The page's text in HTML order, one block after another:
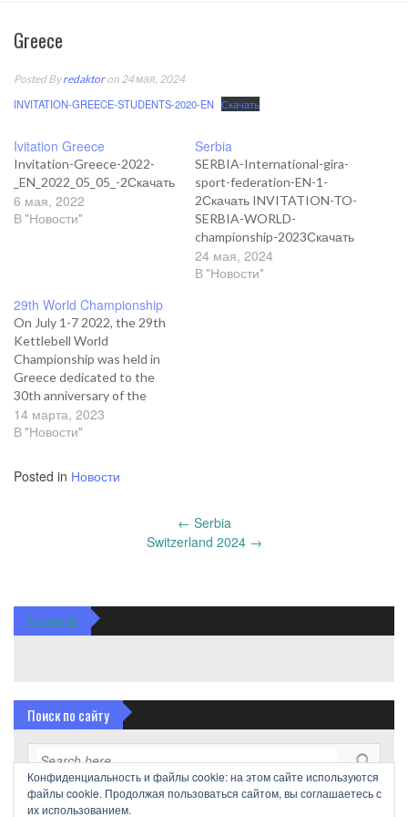
Greece
Posted Byredaktoron 24 мая, 2024
INVITATION-GREECE-STUDENTS-2020-EN Скачать
Ivitation Greece
Invitation-Greece-2022-
_EN_2022_05_05_-2Скачать
6 мая, 2022
В "Новости"
Serbia
SERBIA-International-gira-
sport-federation-EN-1-
2Скачать INVITATION-TO-
SERBIA-WORLD-
championship-2023Скачать
REGULATION-NOTICE-
2023Скачать
24 мая, 2024
В "Новости"
29th World Championship
On July 1-7 2022, the 29th
Kettlebell World
Championship was held in
Greece dedicated to the
30th anniversary of the
International Kettlebell
Sports Federation (IGSF)
the first European
Kettlebell World
by alternative organizations
14 марта, 2023
В "Новости"
Posted in Новости
← Serbia
Switzerland 2024 →
Facebook
Поиск по сайту
Конфиденциальность и файлы cookie: на этом сайте используются
файлы cookie. Продолжая пользоваться сайтом, вы соглашаетесь с
их использованием.